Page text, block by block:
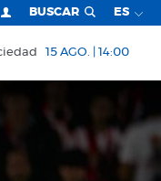
BUSCAR ES
15 AGO. | 14:00